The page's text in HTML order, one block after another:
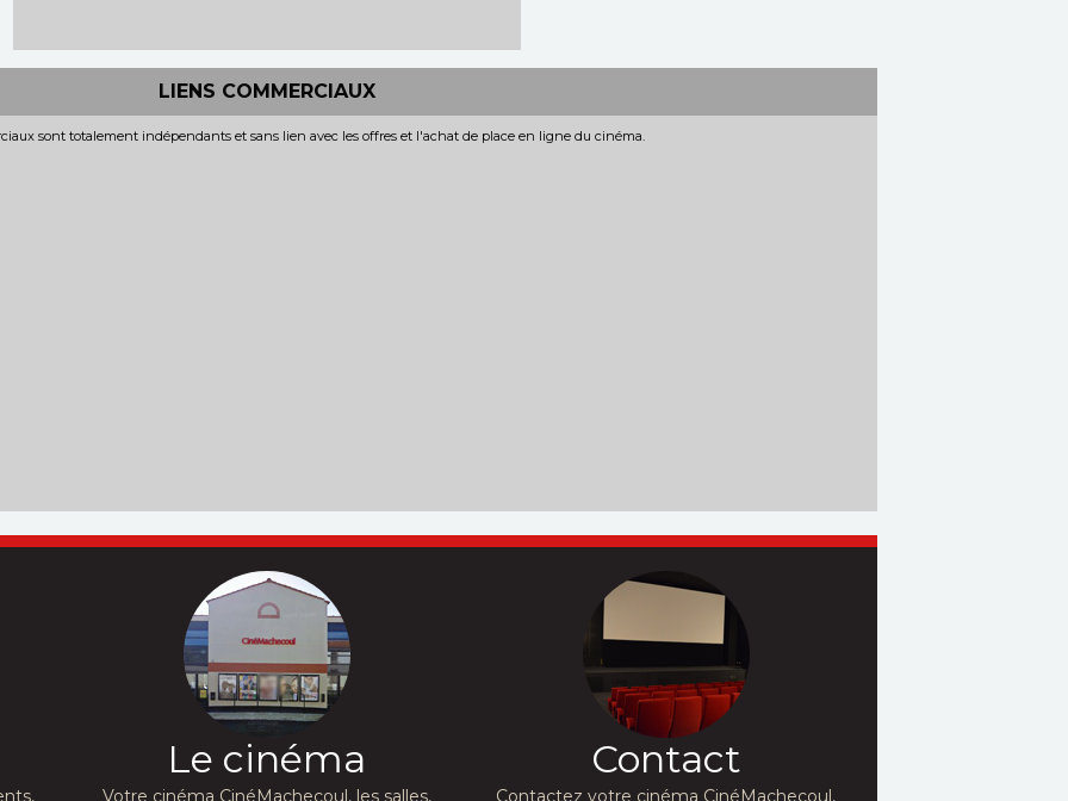
LIENS COMMERCIAUX
sont totalement indépendants et sans lien avec les offres et l'achat de place en ligne du cinéma.
Le cinéma
Votre cinéma CinéMachecoul, les salles,
Contact
Contactez votre cinéma CinéMachecoul,